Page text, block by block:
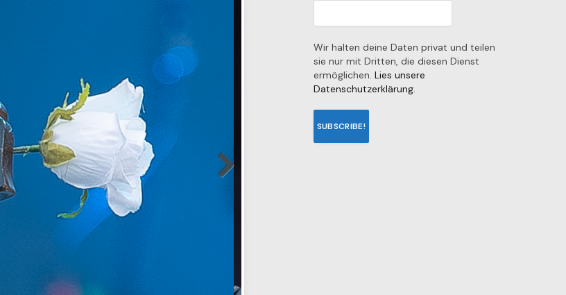
Wir halten deine Daten privat und teilen
sie nur mit Dritten, die diesen Dienst
ermöglichen. Lies unsere
Datenschutzerklärung.